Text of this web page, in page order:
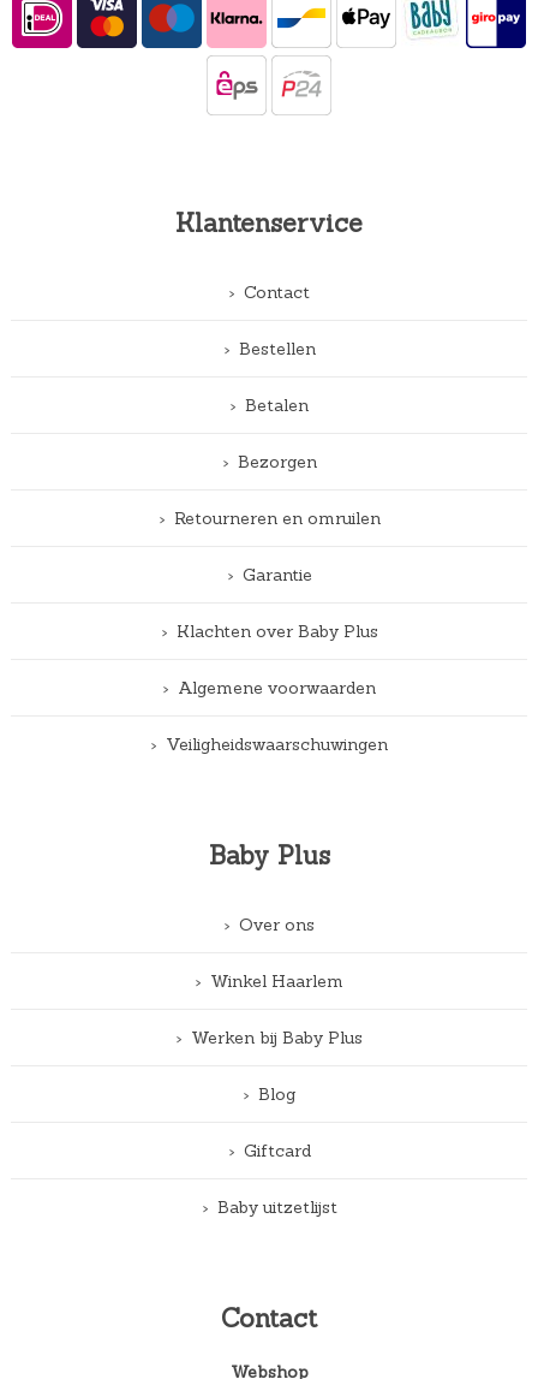
Klantenservice
Contact
Bestellen
Betalen
Bezorgen
Retourneren en omruilen
Garantie
Klachten over Baby Plus
Algemene voorwaarden
Veiligheidswaarschuwingen
Baby Plus
Over ons
Winkel Haarlem
Werken bij Baby Plus
Blog
Giftcard
Baby uitzetlijst
Contact
Webshop